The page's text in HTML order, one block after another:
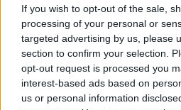
If you wish to opt-out of the sale,
processing of your personal or
targeted advertising by us, please
section to confirm your selection.
opt-out request is processed you
interest-based ads based on
us or personal information